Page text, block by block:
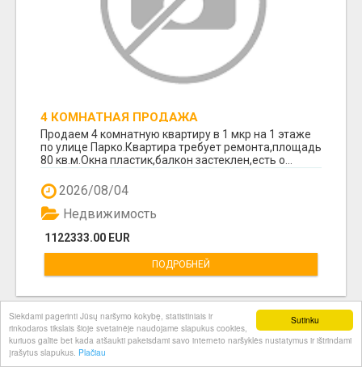
Sutinku
Siekdami pagerinti Jūsų naršymo kokybę, statistiniais ir
rinkodaros tikslais šioje svetainėje naudojame slapukus cookies,
kuriuos galite bet kada atšaukti pakeisdami savo interneto naršyklės nustatymus ir ištrindami
įrašytus slapukus. Plačiau
4 КОМНАТНАЯ ПРОДАЖА
Продаем 4 комнатную квартиру в 1 мкр на 1 этаже
по улице Парко.Квартира требует ремонта,площадь
80 кв.м.Окна пластик,балкон застеклен,есть о...
2026/08/04
1122333.00 EUR
Недвижимость
ПОДРОБНЕЙ